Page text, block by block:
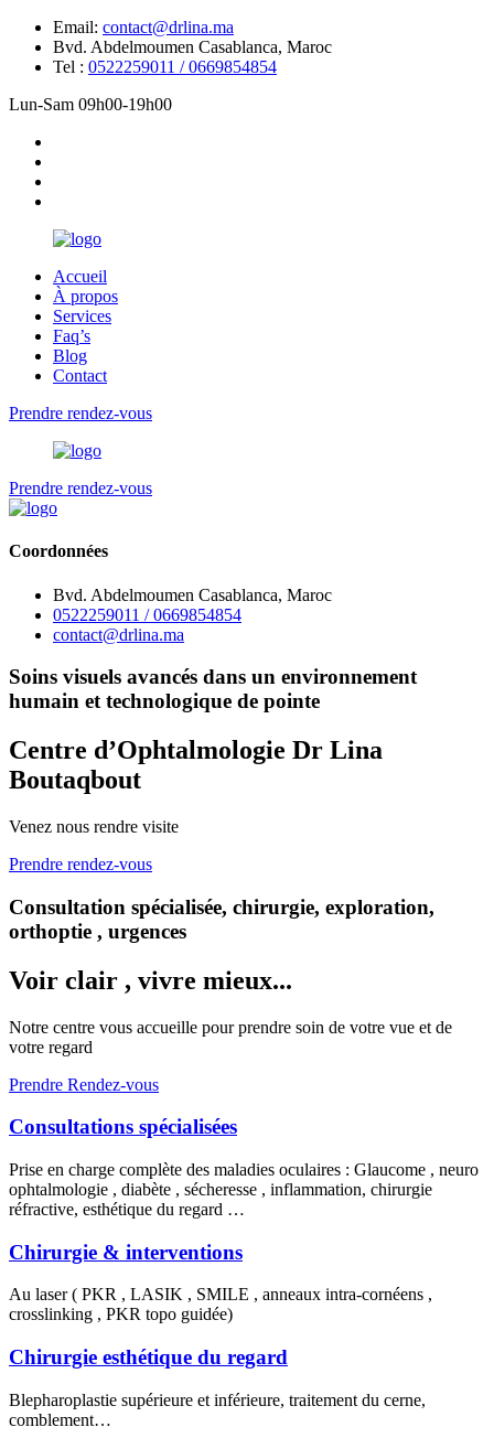
Email: contact@drlina.ma
Bvd. Abdelmoumen Casablanca, Maroc
Tel : 0522259011 / 0669854854
Lun-Sam 09h00-19h00
Accueil
À propos
Services
Faq’s
Blog
Contact
Prendre rendez-vous
Prendre rendez-vous
Coordonnées
Bvd. Abdelmoumen Casablanca, Maroc
0522259011 / 0669854854
contact@drlina.ma
Soins visuels avancés dans un environnement
humain et technologique de pointe
Centre d’Ophtalmologie Dr Lina
Boutaqbout
Venez nous rendre visite
Prendre rendez-vous
Consultation spécialisée, chirurgie, exploration,
orthoptie , urgences
Voir clair , vivre mieux...
Notre centre vous accueille pour prendre soin de votre vue et de
votre regard
Prendre Rendez-vous
Consultations spécialisées
Prise en charge complète des maladies oculaires : Glaucome , neuro
ophtalmologie , diabète , sécheresse , inflammation, chirurgie
réfractive, esthétique du regard …
Chirurgie & interventions
Au laser ( PKR , LASIK , SMILE , anneaux intra-cornéens ,
crosslinking , PKR topo guidée)
Chirurgie esthétique du regard
Blepharoplastie supérieure et inférieure, traitement du cerne,
comblement…